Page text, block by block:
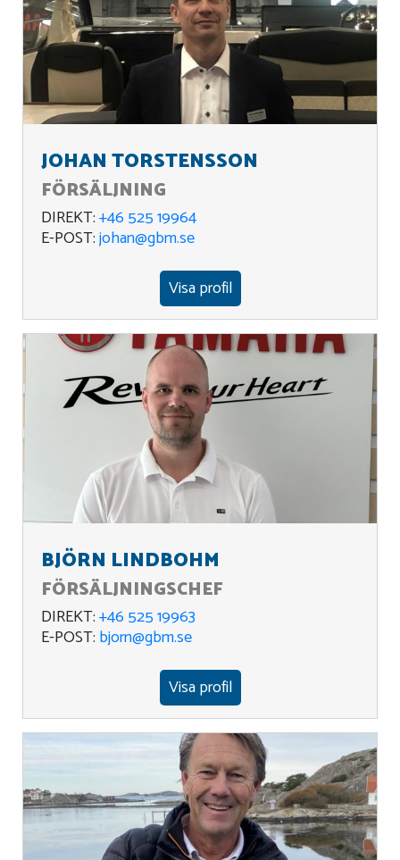
JOHAN TORSTENSSON
FÖRSÄLJNING
DIREKT:+46 525 19964
E-POST:johan@gbm.se
Visa profil
BJÖRN LINDBOHM
FÖRSÄLJNINGSCHEF
DIREKT:+46 525 19963
E-POST: bjorn@gbm.se
Visa profil